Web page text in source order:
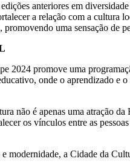
anteriores em
a relação com a cultura
uma sensação de
promove uma
onde o aprendizado
não é apenas uma atração
os vínculos entre as
modernidade, a Cidade da